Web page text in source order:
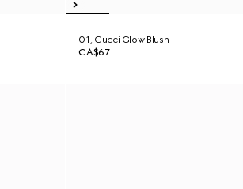
01, Gucci Glow Blush
CA$67